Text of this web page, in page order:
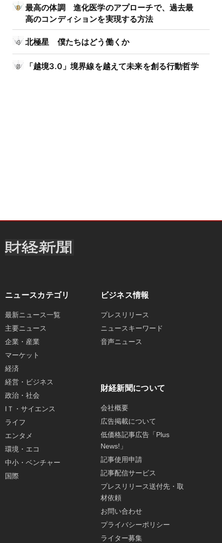
最高の体調 進化医学のアプローチで、過去最
高のコンディションを実現する方法
北極星 僕たちはどう働くか
「越境3.0」境界線を越えて未来を創る行動哲学
ニュースカテゴリ
最新ニュース一覧
主要ニュース
企業・産業
マーケット
経済
経営・ビジネス
政治・社会
IＴ・サイエンス
ライフ
エンタメ
環境・エコ
中小・ベンチャー
国際
ビジネス情報
プレスリリース
ニュースキーワード
音声ニュース
財経新聞について
会社概要
広告掲載について
低価格記事広告「Plus
News!」
記事使用申請
記事配信サービス
プレスリリース送付先・取
材依頼
お問い合わせ
プライバシーポリシー
ライター募集